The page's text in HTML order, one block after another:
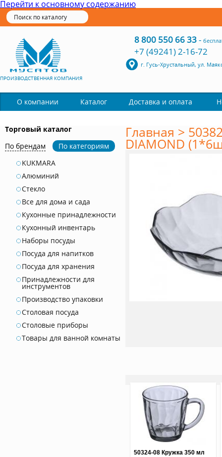
Перейти к основному содержанию
ПРОИЗВОДСТВЕННАЯ КОМПАНИЯ
8 800 550 66 33-
+7 (49241) 2-16-72
г. Гусь-Хрустальный, ул.
О компании Каталог Доставка и оплата
Торговый каталог
По брендам
По категориям
KUKMARA
Алюминий
Стекло
Все для дома и сада
Кухонные принадлежности
Кухонный инвентарь
Наборы посуды
Посуда для напитков
Посуда для хранения
Принадлежности для
инструментов
Производство упаковки
Столовая посуда
Столовые приборы
Товары для ванной комнаты
Главная >
DIAMOND
50324-08 Кружка 350 мл